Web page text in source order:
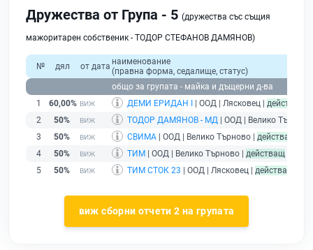
Дружества от Група - 5 (дружества със същия
мажоритарен собственик - ТОДОР СТЕФАНОВ ДАМЯНОВ)
№ дял от дата наименование
(правна форма, седалище, статус)
общо за групата - майка и дъщерни д-ва
1
60,00% ДЕМИ ЕРИДАН I | ООД | Лясковец | действащ
2
50% ТОДОР ДАМЯНОВ - МД | ООД | Велико
3
50% СВИМА | ООД | Велико Търново | действащ
4
50% ТИМ | ООД | Велико Търново | действащ
5
50% ТИМ СТОК 23 | ООД | Лясковец | действащ
виж сборни отчети 2 на групата